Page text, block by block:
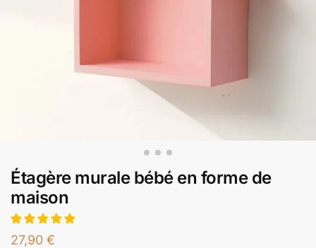
Étagère murale bébé en forme de
maison
27,90 €